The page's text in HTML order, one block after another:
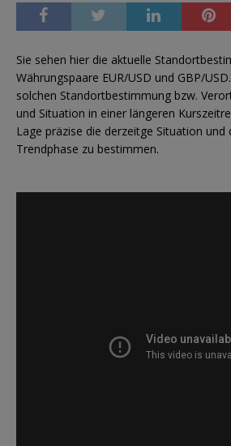
Sie sehen hier die aktuelle
Währungspaare EUR/USD und GBP/
solchen Standortbestimmung bzw.
und Situation in einer längeren
Lage präzise die derzeitge Situation und
Trendphase zu bestimmen.